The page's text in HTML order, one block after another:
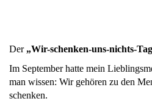
Der„Wir-schenken-uns-nichts-Tag
Im September hatte mein
man wissen: Wir gehören zu den
schenken.